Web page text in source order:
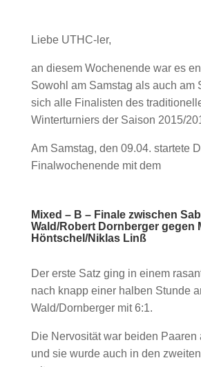
Liebe UTHC-ler,
an diesem Wochenende war es
Sowohl am Samstag als auch am
sich alle Finalisten des
Winterturniers der Saison 2015/
Am Samstag, den 09.04. startete
Finalwochenende mit dem
Mixed – B – Finale zwischen
Wald/Robert Dornberger gegen
Höntschel/Niklas Linß
Der erste Satz ging in einem
nach knapp einer halben Stunde
Wald/Dornberger mit 6:1.
Die Nervosität war beiden Paaren
und sie wurde auch in den